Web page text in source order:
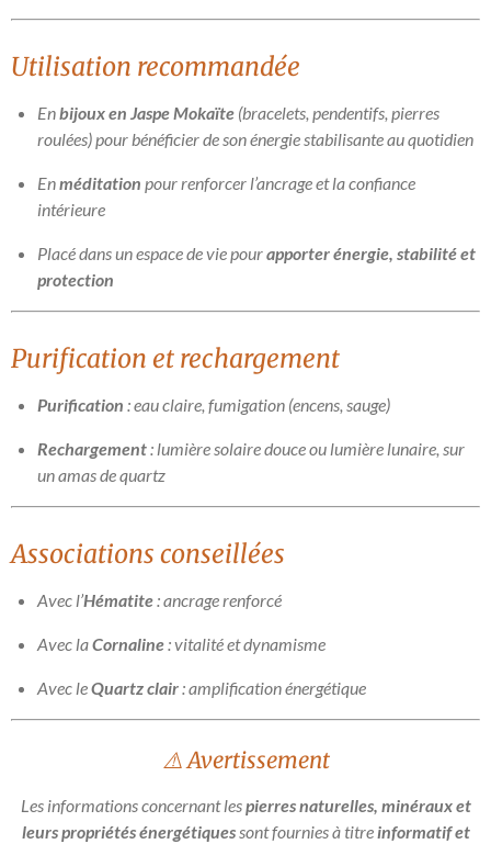
Utilisation recommandée
Enbijoux en Jaspe Mokaïte (bracelets, pendentifs, pierres
roulées) pour bénéficier de son énergie stabilisante au quotidien
Enméditation pour renforcer l’ancrage et la confiance
intérieure
Placé dans un espace de vie pourapporter énergie, stabilité et
protection
Purification et rechargement
Purification : eau claire, fumigation (encens, sauge)
Rechargement: lumière solaire douce ou lumière lunaire, sur
un amas de quartz
Associations conseillées
Avec l’Hématite: ancrage renforcé
Avec laCornaline: vitalité et dynamisme
Avec leQuartz clair: amplification énergétique
⚠️ Avertissement
Les informations concernant lespierres naturelles, minéraux et
leurs propriétés énergétiquessont fournies à titreinformatif et